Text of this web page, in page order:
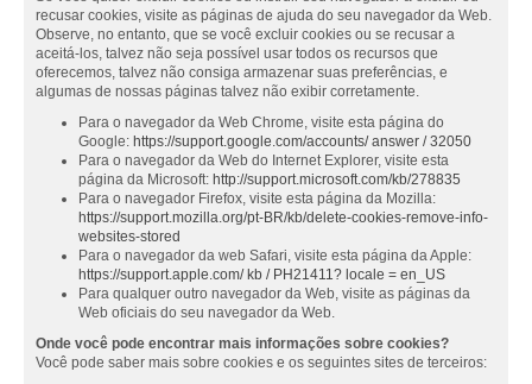
recusar cookies, visite as páginas de ajuda do seu navegador da Web.
Observe, no entanto, que se você excluir cookies ou se recusar a
aceitá-los, talvez não seja possível usar todos os recursos que
oferecemos, talvez não consiga armazenar suas preferências, e
algumas de nossas páginas talvez não exibir corretamente.
Para o navegador da Web Chrome, visite esta página do
Google: https://support.google.com/accounts/ answer / 32050
Para o navegador da Web do Internet Explorer, visite esta
página da Microsoft: http://support.microsoft.com/kb/278835
Para o navegador Firefox, visite esta página da Mozilla:
https://support.mozilla.org/pt-BR/kb/delete-cookies-remove-info-
websites-stored
Para o navegador da web Safari, visite esta página da Apple:
https://support.apple.com/ kb / PH21411? locale = en_US
Para qualquer outro navegador da Web, visite as páginas da
Web oficiais do seu navegador da Web.
Onde você pode encontrar mais informações sobre cookies?
Você pode saber mais sobre cookies e os seguintes sites de terceiros: